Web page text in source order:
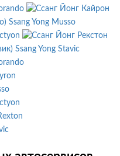
Ssang Yong Musso
Ssang Yong Stavic